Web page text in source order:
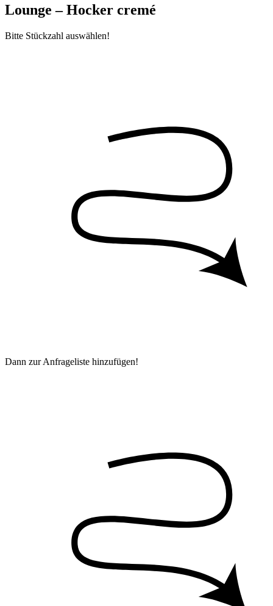
Lounge – Hocker cremé
Bitte Stückzahl auswählen!
Dann zur Anfrageliste hinzufügen!